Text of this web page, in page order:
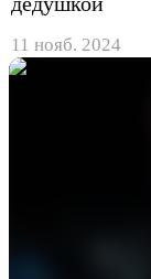
11 нояб. 2024